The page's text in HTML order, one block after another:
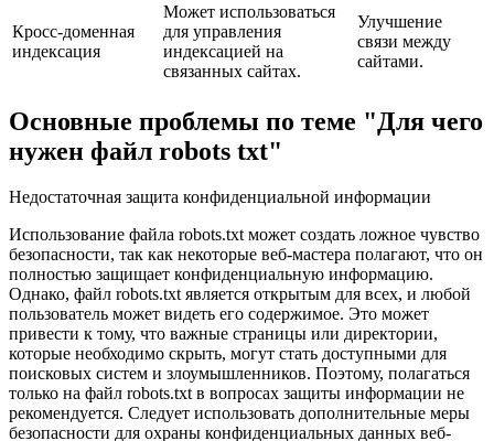
Кросс-доменная
индексация
Может использоваться
для управления
индексацией на
связанных сайтах.
Улучшение
связи между
сайтами.
Основные проблемы по теме "Для чего
нужен файл robots txt"
Недостаточная защита конфиденциальной информации
Использование файла robots.txt может создать ложное чувство
безопасности, так как некоторые веб-мастера полагают, что он
полностью защищает конфиденциальную информацию.
Однако, файл robots.txt является открытым для всех, и любой
пользователь может видеть его содержимое. Это может
привести к тому, что важные страницы или директории,
которые необходимо скрыть, могут стать доступными для
поисковых систем и злоумышленников. Поэтому, полагаться
только на файл robots.txt в вопросах защиты информации не
рекомендуется. Следует использовать дополнительные меры
безопасности для охраны конфиденциальных данных веб-